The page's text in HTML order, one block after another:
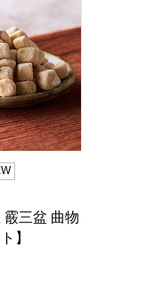
三盆 曲物
】